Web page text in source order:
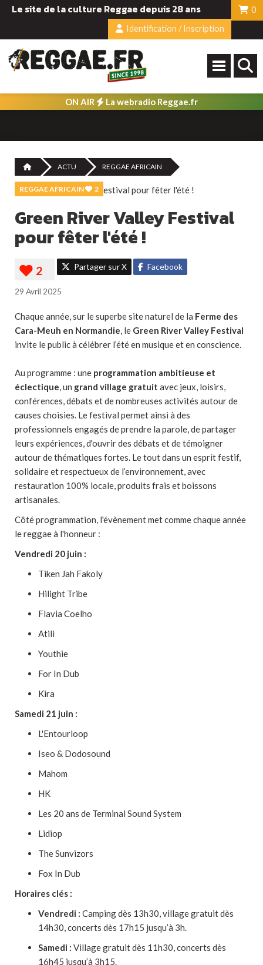
Le site de la culture Reggae depuis 28 ans
0
Identification / Inscription
ON AIR La webradio Reggae.fr
ACTU REGGAE AFRICAIN
REGGAE AFRICAIN 2
Green River Valley Festival
pour fêter l'été !
Partager sur X Facebook
29 Avril 2025
Chaque année, sur le superbe site naturel de la Ferme des
Cara-Meuh en Normandie, le Green River Valley Festival
invite le public à célébrer l’été en musique et en conscience.
Au programme : une programmation ambitieuse et
éclectique, un grand village gratuit avec jeux, loisirs,
conférences, débats et de nombreuses activités autour de
causes choisies. Le festival permet ainsi à des
professionnels engagés de prendre la parole, de partager
leurs expériences, d'ouvrir des débats et de témoigner
autour de thématiques fortes. Le tout dans un esprit festif,
solidaire et respectueux de l’environnement, avec
restauration 100% locale, produits frais et boissons
artisanales.
Côté programmation, l'évènement met comme chaque année
le reggae à l'honneur :
Vendredi 20 juin :
Tiken Jah Fakoly
Hilight Tribe
Flavia Coelho
Atili
Youthie
For In Dub
Kira
Samedi 21 juin :
L'Entourloop
Iseo & Dodosound
Mahom
HK
Les 20 ans de Terminal Sound System
Lidiop
The Sunvizors
Fox In Dub
Horaires clés :
Vendredi : Camping dès 13h30, village gratuit dès
14h30, concerts dès 17h15 jusqu’à 3h.
Samedi : Village gratuit dès 11h30, concerts dès
16h45 jusqu’à 3h15.